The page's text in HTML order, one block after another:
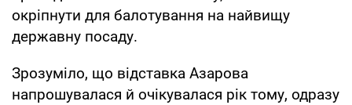
окріпнути для балотування на найвищу
державну посаду.
Зрозуміло, що відставка Азарова
напрошувалася й очікувалася рік тому, одразу